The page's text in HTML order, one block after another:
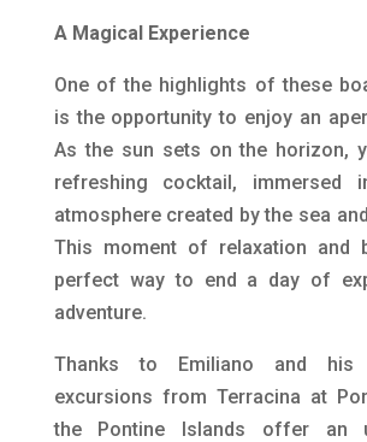
A Magical Experience
One of the highlights of these
is the opportunity to enjoy an
As the sun sets on the horizon,
refreshing cocktail, immersed
atmosphere created by the sea
This moment of relaxation and
perfect way to end a day of
adventure.
Thanks to Emiliano and his
excursions from Terracina at
the Pontine Islands offer an